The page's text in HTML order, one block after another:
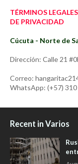
TÉRMINOS
DE PRIVACIDAD
Cúcuta - Norte de
Dirección: Calle 21
Correo:
WhatsApp: (+57)
Recent in Varios